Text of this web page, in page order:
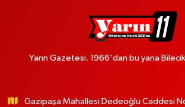
Yarın Gazetesi. 1966'dan bu yana
Gazipaşa Mahallesi Dedeoğlu Caddesi